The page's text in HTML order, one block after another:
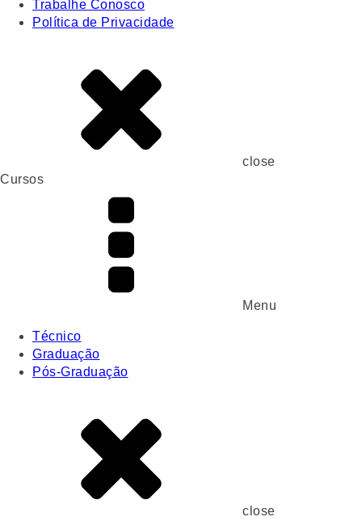
Trabalhe Conosco
Política de Privacidade
close
Cursos
Menu
Técnico
Graduação
Pós-Graduação
close